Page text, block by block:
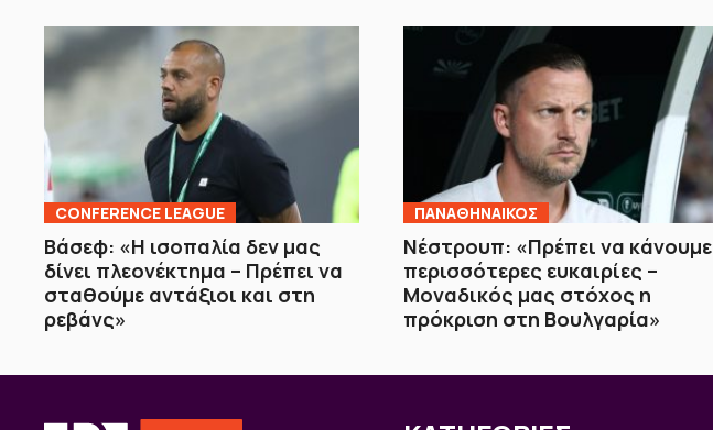
CONFERENCE LEAGUE
Βάσεφ: «Η ισοπαλία δεν μας
δίνει πλεονέκτημα – Πρέπει να
σταθούμε αντάξιοι και στη
ρεβάνς»
ΠΑΝΑΘΗΝΑΙΚΟΣ
Νέστρουπ: «Πρέπει να κάνουμε
περισσότερες ευκαιρίες –
Μοναδικός μας στόχος η
πρόκριση στη Βουλγαρία»